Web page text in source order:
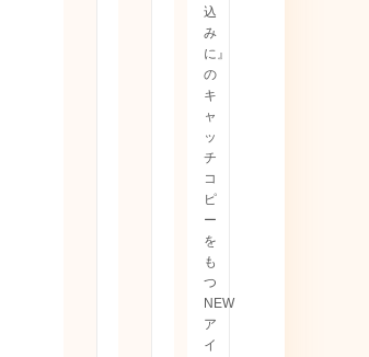
込
み
に』
の
キ
ャ
ッ
チ
コ
ピ
ー
を
も
つ
NEW
ア
イ